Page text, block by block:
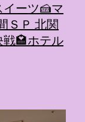
ーツ🍰マ
ＳＰ 北関
🏩ホテル